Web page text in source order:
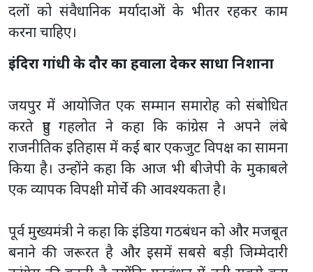
दलों को संवैधानिक मर्यादाओं के भीतर रहकर काम
करना चाहिए।
इंदिरा गांधी के दौर का हवाला देकर साधा निशाना
जयपुर में आयोजित एक सम्मान समारोह को संबोधित
करते हुए गहलोत ने कहा कि कांग्रेस ने अपने लंबे
राजनीतिक इतिहास में कई बार एकजुट विपक्ष का सामना
किया है। उन्होंने कहा कि आज भी बीजेपी के मुकाबले
एक व्यापक विपक्षी मोर्चे की आवश्यकता है।
पूर्व मुख्यमंत्री ने कहा कि इंडिया गठबंधन को और मजबूत
बनाने की जरूरत है और इसमें सबसे बड़ी जिम्मेदारी